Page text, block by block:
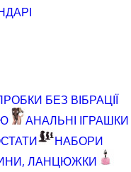
БЕЗ ВІБРАЦІЇ
АНАЛЬНІ ІГРАШКИ
НАБОРИ
ЛАНЦЮЖКИ